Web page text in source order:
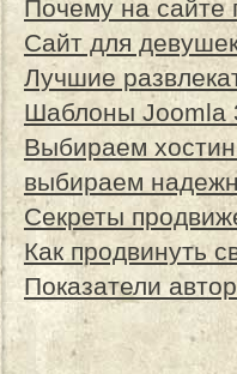
Почему на сайте
Сайт для
Лучшие
Шаблоны Joomla
Выбираем
выбираем
Секреты
Как продвинуть
Показатели